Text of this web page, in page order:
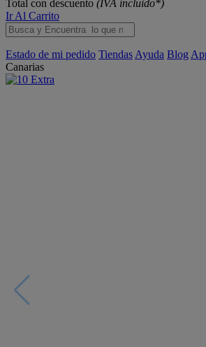
Total con descuento (IVA incluido*)
Ir Al Carrito
Estado de mi pedido Tiendas Ayuda Blog
Canarias